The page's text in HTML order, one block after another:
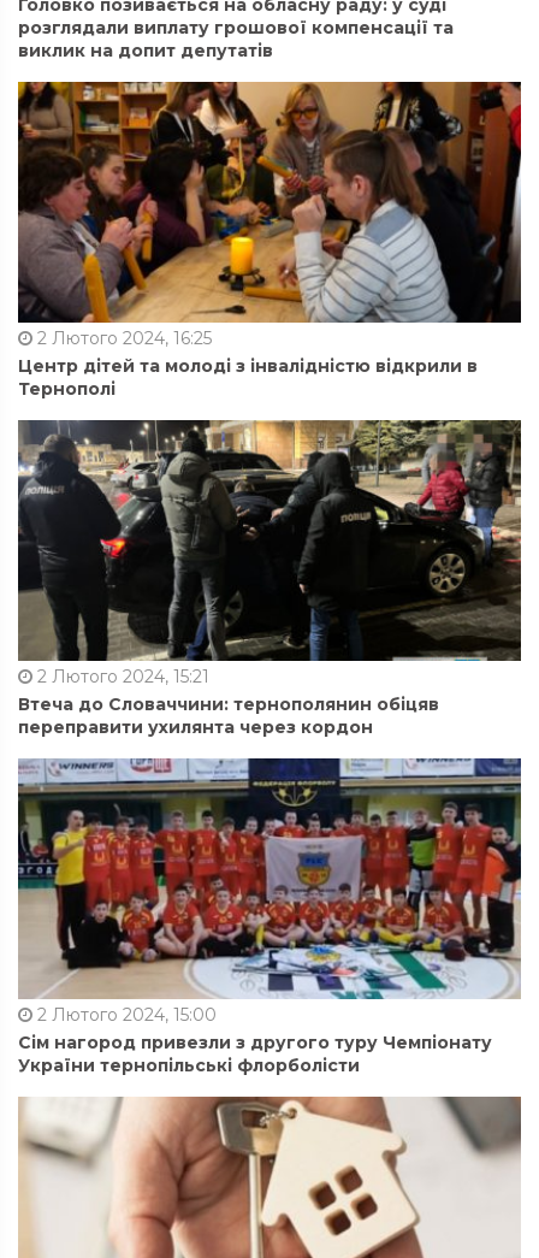
Головко позивається на обласну раду: у суді
розглядали виплату грошової компенсації та
виклик на допит депутатів
2 Лютого 2024, 16:25
Центр дітей та молоді з інвалідністю відкрили в
Тернополі
2 Лютого 2024, 15:21
Втеча до Словаччини: тернополянин обіцяв
переправити ухилянта через кордон
2 Лютого 2024, 15:00
Сім нагород привезли з другого туру Чемпіонату
України тернопільські флорболісти